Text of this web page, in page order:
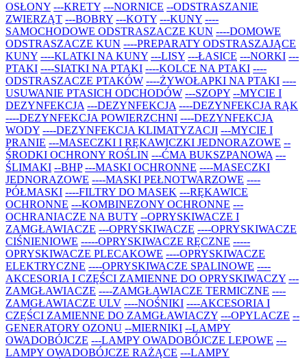
OSŁONY ---KRETY ---NORNICE --ODSTRASZANIE
ZWIERZĄT ---BOBRY ---KOTY ---KUNY ----
SAMOCHODOWE ODSTRASZACZE KUN ----DOMOWE
ODSTRASZACZE KUN ----PREPARATY ODSTRASZAJĄCE
KUNY ----KLATKI NA KUNY ---LISY ---ŁASICE ---NORKI ---
PTAKI ----SIATKI NA PTAKI ----KOLCE NA PTAKI ----
ODSTRASZACZE PTAKÓW ----ŻYWOŁAPKI NA PTAKI ----
USUWANIE PTASICH ODCHODÓW ---SZOPY --MYCIE I
DEZYNFEKCJA ---DEZYNFEKCJA ----DEZYNFEKCJA RĄK
----DEZYNFEKCJA POWIERZCHNI ----DEZYNFEKCJA
WODY ----DEZYNFEKCJA KLIMATYZACJI ---MYCIE I
PRANIE ---MASECZKI I RĘKAWICZKI JEDNORAZOWE --
ŚRODKI OCHRONY ROŚLIN ---ĆMA BUKSZPANOWA ---
ŚLIMAKI --BHP ---MASKI OCHRONNE ----MASECZKI
JEDNORAZOWE ----MASKI PEŁNOTWARZOWE ----
PÓŁMASKI ----FILTRY DO MASEK ---RĘKAWICE
OCHRONNE ---KOMBINEZONY OCHRONNE ---
OCHRANIACZE NA BUTY --OPRYSKIWACZE I
ZAMGŁAWIACZE ---OPRYSKIWACZE ----OPRYSKIWACZE
CIŚNIENIOWE -----OPRYSKIWACZE RĘCZNE -----
OPRYSKIWACZE PLECAKOWE ----OPRYSKIWACZE
ELEKTRYCZNE ----OPRYSKIWACZE SPALINOWE ----
AKCESORIA I CZĘŚCI ZAMIENNE DO OPRYSKIWACZY ---
ZAMGŁAWIACZE ----ZAMGŁAWIACZE TERMICZNE ----
ZAMGŁAWIACZE ULV ----NOŚNIKI ----AKCESORIA I
CZĘŚCI ZAMIENNE DO ZAMGŁAWIACZY ---OPYLACZE --
GENERATORY OZONU --MIERNIKI --LAMPY
OWADOBÓJCZE ---LAMPY OWADOBÓJCZE LEPOWE ---
LAMPY OWADOBÓJCZE RAŻĄCE ---LAMPY